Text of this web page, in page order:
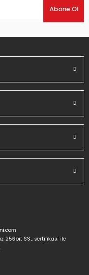
Abone Ol
256bit SSL sertifikası ile